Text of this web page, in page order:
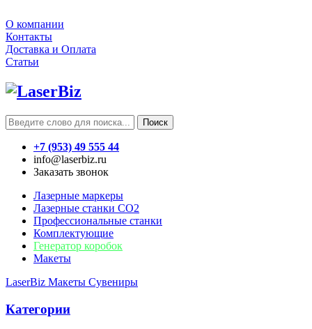
О компании
Контакты
Доставка и Оплата
Статьи
Поиск
+7 (953) 49 555 44
info@laserbiz.ru
Заказать звонок
Лазерные маркеры
Лазерные станки CO2
Профессиональные станки
Комплектующие
Генератор коробок
Макеты
LaserBiz Макеты Сувениры
Категории